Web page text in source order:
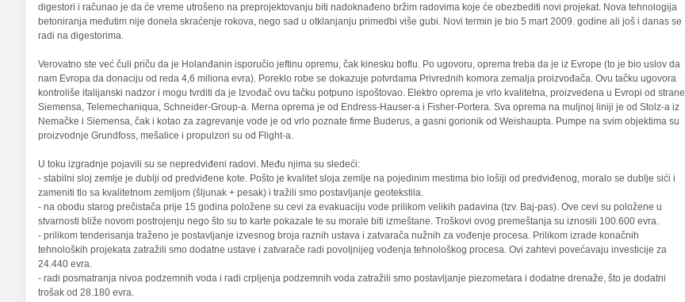
digestori i računao je da će vreme utrošeno na preprojektovanju biti nadoknađeno bržim radovima koje će obezbediti novi projekat. Nova tehnologija
betoniranja međutim nije donela skraćenje rokova, nego sad u otklanjanju primedbi više gubi. Novi termin je bio 5 mart 2009. godine ali još i danas se
radi na digestorima.
Verovatno ste već čuli priču da je Holanđanin isporučio jeftinu opremu, čak kinesku boflu. Po ugovoru, oprema treba da je iz Evrope (to je bio uslov da
nam Evropa da donaciju od reda 4,6 miliona evra). Poreklo robe se dokazuje potvrdama Privrednih komora zemalja proizvođača. Ovu tačku ugovora
kontroliše italijanski nadzor i mogu tvrditi da je Izvođač ovu tačku potpuno ispoštovao. Elektro oprema je vrlo kvalitetna, proizvedena u Evropi od strane
Siemensa, Telemechaniqua, Schneider-Group-a. Merna oprema je od Endress-Hauser-a i Fisher-Portera. Sva oprema na muljnoj liniji je od Stolz-a iz
Nemačke i Siemensa, čak i kotao za zagrevanje vode je od vrlo poznate firme Buderus, a gasni gorionik od Weishaupta. Pumpe na svim objektima su
proizvodnje Grundfoss, mešalice i propulzori su od Flight-a.
U toku izgradnje pojavili su se nepredviđeni radovi. Među njima su sledeći:
- stabilni sloj zemlje je dublji od predviđene kote. Pošto je kvalitet sloja zemlje na pojedinim mestima bio lošiji od predviđenog, moralo se dublje sići i
zameniti tlo sa kvalitetnom zemljom (šljunak + pesak) i tražili smo postavljanje geotekstila.
- na obodu starog prečistača prije 15 godina položene su cevi za evakuaciju vode prilikom velikih padavina (tzv. Baj-pas). Ove cevi su položene u
stvarnosti bliže novom postrojenju nego što su to karte pokazale te su morale biti izmeštane. Troškovi ovog premeštanja su iznosili 100.600 evra.
- prilikom tenderisanja traženo je postavljanje izvesnog broja raznih ustava i zatvarača nužnih za vođenje procesa. Prilikom izrade konačnih
tehnoloških projekata zatražili smo dodatne ustave i zatvarače radi povoljnijeg vođenja tehnološkog procesa. Ovi zahtevi povećavaju investicije za
24.440 evra.
- radi posmatranja nivoa podzemnih voda i radi crpljenja podzemnih voda zatražili smo postavljanje piezometara i dodatne drenaže, što je dodatni
trošak od 28.180 evra.